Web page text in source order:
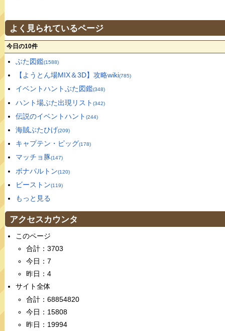
よく見られているページ
今日の10件
ぶた図鑑(1588)
【ようとん場MIX＆3D】攻略wiki(785)
イベントハントぶた図鑑(348)
ハント場ぶた出現リスト (342)
伝説のイベントハント (244)
海賊ぶたひげ(209)
キャプテン・ピッグ(178)
マッチョ豚(147)
ボナパルトン(120)
ビーストン(119)
もっと見る
アクセスカウンタ
このページ
合計：3703
今日：7
昨日：4
サイト全体
合計：68854820
今日：15808
昨日：19994